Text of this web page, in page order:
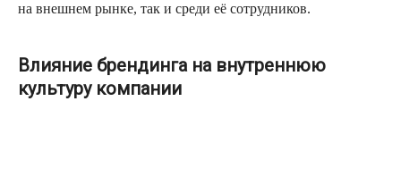
на внешнем рынке, так и среди её сотрудников.
Влияние брендинга на внутреннюю
культуру компании